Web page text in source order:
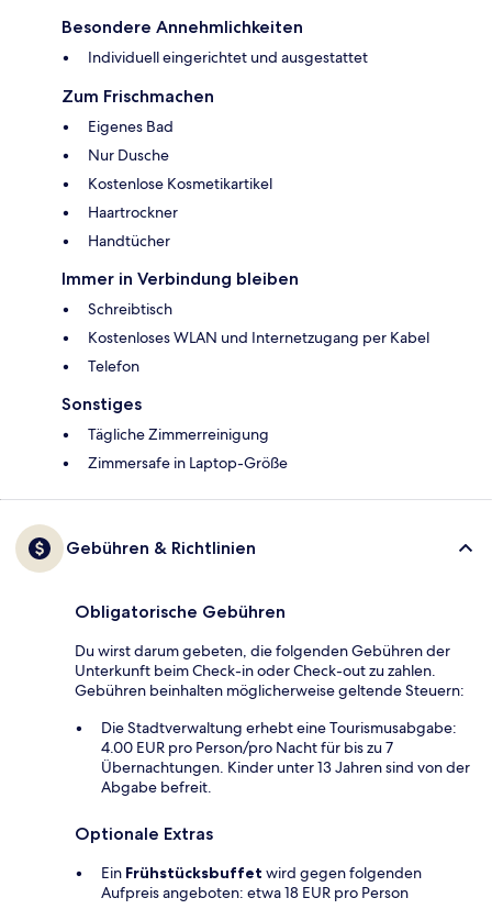
Besondere Annehmlichkeiten
Individuell eingerichtet und ausgestattet
Zum Frischmachen
Eigenes Bad
Nur Dusche
Kostenlose Kosmetikartikel
Haartrockner
Handtücher
Immer in Verbindung bleiben
Schreibtisch
Kostenloses WLAN und Internetzugang per Kabel
Telefon
Sonstiges
Tägliche Zimmerreinigung
Zimmersafe in Laptop-Größe
Gebühren & Richtlinien
Obligatorische Gebühren
Du wirst darum gebeten, die folgenden Gebühren der
Unterkunft beim Check-in oder Check-out zu zahlen.
Gebühren beinhalten möglicherweise geltende Steuern:
Die Stadtverwaltung erhebt eine Tourismusabgabe:
4.00 EUR pro Person/pro Nacht für bis zu 7
Übernachtungen. Kinder unter 13 Jahren sind von der
Abgabe befreit.
Optionale Extras
Ein Frühstücksbuffet wird gegen folgenden
Aufpreis angeboten: etwa 18 EUR pro Person